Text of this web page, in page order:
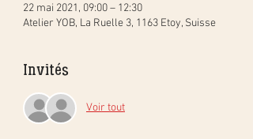
22 mai 2021, 09:00 – 12:30
Atelier YOB, La Ruelle 3, 1163 Etoy, Suisse
Invités
Voir tout